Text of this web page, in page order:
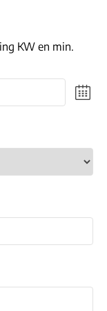
KW en min.